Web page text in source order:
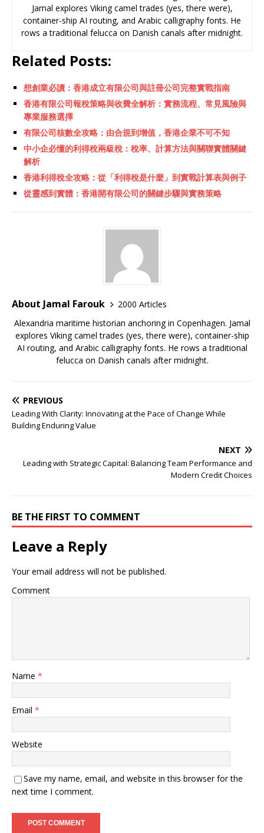
Jamal explores Viking camel trades (yes, there were),
container-ship AI routing, and Arabic calligraphy fonts. He
rows a traditional felucca on Danish canals after midnight.
Related Posts:
想創業必讀：香港成立有限公司與註冊公司完整實戰指南
香港有限公司報稅策略與收費全解析：實務流程、常見風險與
專業服務選擇
有限公司核數全攻略：由合規到增值，香港企業不可不知
中小企必懂的利得稅兩級稅：稅率、計算方法與關聯實體關鍵
解析
香港利得稅全攻略：從「利得稅是什麼」到實戰計算表與例子
從靈感到實體：香港開有限公司的關鍵步驟與實務策略
About Jamal Farouk
2000 Articles
Alexandria maritime historian anchoring in Copenhagen. Jamal
explores Viking camel trades (yes, there were), container-ship
AI routing, and Arabic calligraphy fonts. He rows a traditional
felucca on Danish canals after midnight.
PREVIOUS
Leading With Clarity: Innovating at the Pace of Change While
Building Enduring Value
NEXT
Leading with Strategic Capital: Balancing Team Performance and
Modern Credit Choices
BE THE FIRST TO COMMENT
Leave a Reply
Your email address will not be published.
Comment
Name *
Email *
Website
Save my name, email, and website in this browser for the
next time I comment.